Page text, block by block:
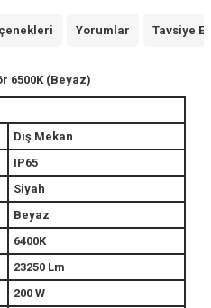
Yorumlar Tavsiye Et
6500K (Beyaz)
Dış Mekan
IP65
Siyah
Beyaz
6400K
23250 Lm
200 W